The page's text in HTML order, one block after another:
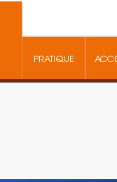
PRATIQUE